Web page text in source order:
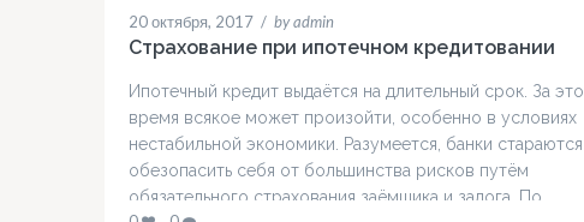
20 октября, 2017 / by admin
Страхование при ипотечном кредитовании
Ипотечный кредит выдаётся на длительный срок. За это
время всякое может произойти, особенно в условиях
нестабильной экономики. Разумеется, банки стараются
обезопасить себя от большинства рисков путём
обязательного страхования заёмщика и залога. По